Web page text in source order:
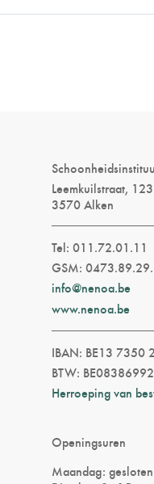
Leemkuilstraat, 123
3570 Alken
Tel: 011.72.01.11
GSM:
info@nenoa.be
www.nenoa.be
IBAN: BE13 7350
BTW:
Herroeping van
Openingsuren
Maandag: gesloten